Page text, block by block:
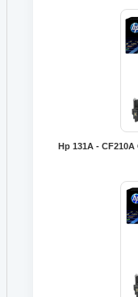
Hp 131A - CF210A